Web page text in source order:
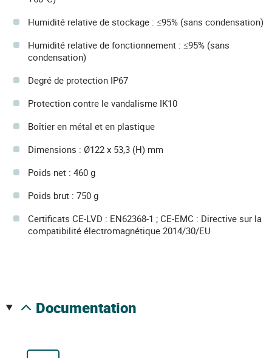
Humidité relative de stockage : ≤95% (sans condensation)
Humidité relative de fonctionnement : ≤95% (sans
condensation)
Degré de protection IP67
Protection contre le vandalisme IK10
Boîtier en métal et en plastique
Dimensions : Ø122 x 53,3 (H) mm
Poids net : 460 g
Poids brut : 750 g
Certificats CE-LVD : EN62368-1 ; CE-EMC : Directive sur la
compatibilité électromagnétique 2014/30/EU
documentation